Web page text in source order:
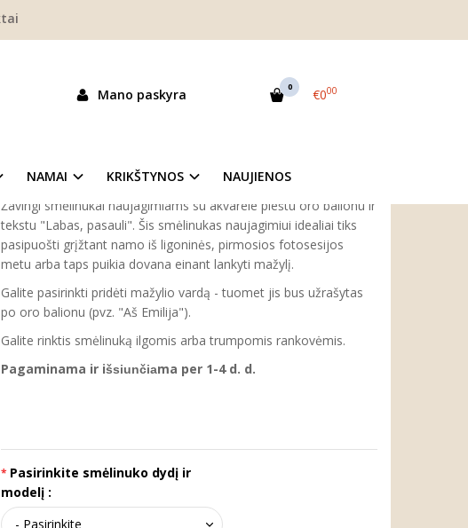
Mano paskyra 0 €000
NAMAI KRIKŠTYNOS NAUJIENOS
Žavingi smėlinukai naujagimiams su akvarele pieštu oro balionu ir
tekstu "Labas, pasauli". Šis smėlinukas naujagimiui idealiai tiks
pasipuošti grįžtant namo iš ligoninės, pirmosios fotosesijos
metu arba taps puikia dovana einant lankyti mažylį.
Galite pasirinkti pridėti mažylio vardą - tuomet jis bus užrašytas
po oro balionu (pvz. "Aš Emilija").
Galite rinktis smėlinuką ilgomis arba trumpomis rankovėmis.
Pagaminama ir išsiunčiama per 1-4 d. d.
Pasirinkite smėlinuko dydį ir
modelį :